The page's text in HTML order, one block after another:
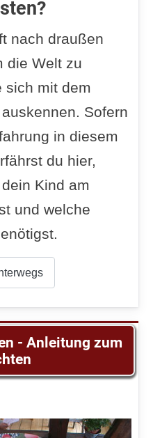
nach draußen
die Welt zu
sich mit dem
Sofern
in diesem
du hier,
Kind am
und welche
- Anleitung zum